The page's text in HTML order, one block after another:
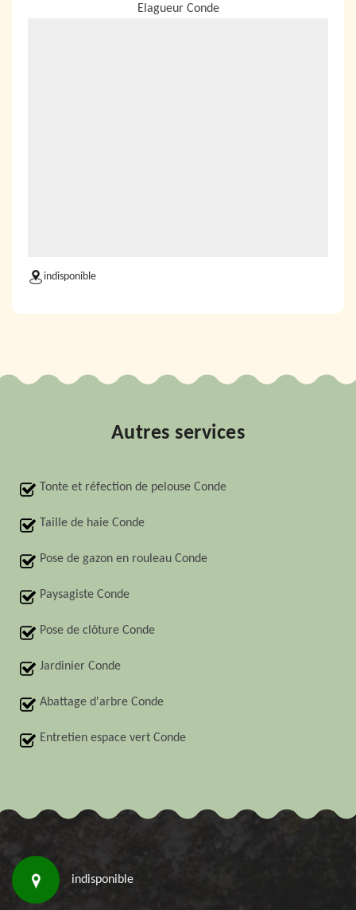
Elagueur Conde
indisponible
Autres services
Tonte et réfection de pelouse Conde
Taille de haie Conde
Pose de gazon en rouleau Conde
Paysagiste Conde
Pose de clôture Conde
Jardinier Conde
Abattage d'arbre Conde
Entretien espace vert Conde
indisponible